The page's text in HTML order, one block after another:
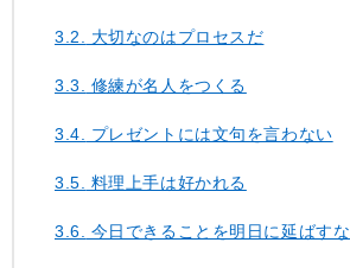
3.2. 大切なのはプロセスだ
3.3. 修練が名人をつくる
3.4. プレゼントには文句を言わない
3.5. 料理上手は好かれる
3.6. 今日できることを明日に延ばすな